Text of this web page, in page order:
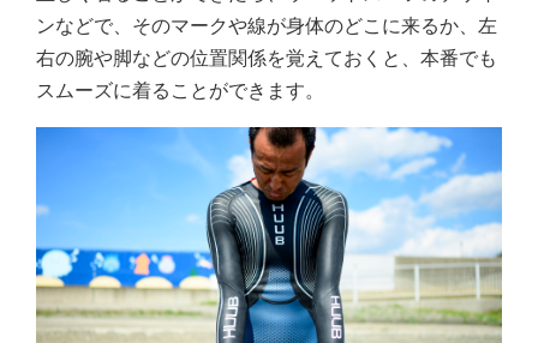
ンなどで、そのマークや線が身体のどこに来るか、左
右の腕や脚などの位置関係を覚えておくと、本番でも
スムーズに着ることができます。